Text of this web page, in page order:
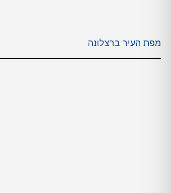
מפת העיר ברצלונה